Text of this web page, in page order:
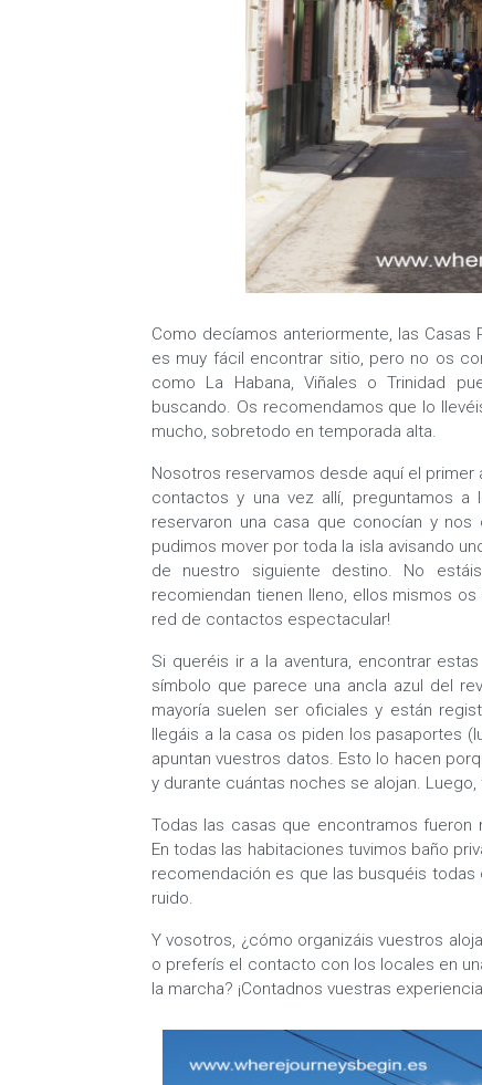
Como decíamos anteriormente, las
es muy fácil encontrar sitio, pero no os
como La Habana, Viñales o Trinidad
buscando. Os recomendamos que lo
mucho, sobretodo en temporada alta.
Nosotros reservamos desde aquí el primer
contactos y una vez allí, preguntamos
reservaron una casa que conocían y
pudimos mover por toda la isla avisando
de nuestro siguiente destino. No
recomiendan tienen lleno, ellos mismos
red de contactos espectacular!
Si queréis ir a la aventura, encontrar
símbolo que parece una ancla azul del
mayoría suelen ser oficiales y están
llegáis a la casa os piden los pasaportes
apuntan vuestros datos. Esto lo hacen
y durante cuántas noches se alojan.
Todas las casas que encontramos
En todas las habitaciones tuvimos baño
recomendación es que las busquéis
ruido.
Y vosotros, ¿cómo organizáis vuestros
o preferís el contacto con los locales en
la marcha? ¡Contadnos vuestras